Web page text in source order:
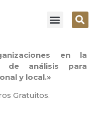
en la
de análisis para
y local.»
Gratuitos.